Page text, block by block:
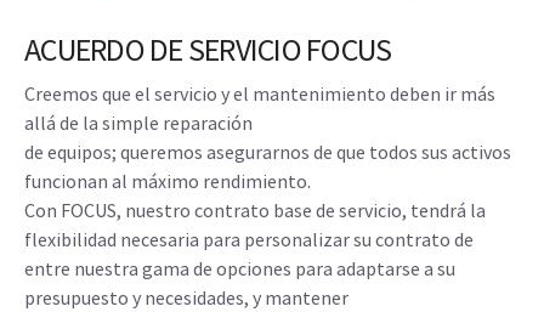
ACUERDO DE SERVICIO FOCUS
Creemos que el servicio y el mantenimiento deben ir más
allá de la simple reparación
de equipos; queremos asegurarnos de que todos sus activos
funcionan al máximo rendimiento.
Con FOCUS, nuestro contrato base de servicio, tendrá la
flexibilidad necesaria para personalizar su contrato de
entre nuestra gama de opciones para adaptarse a su
presupuesto y necesidades, y mantener